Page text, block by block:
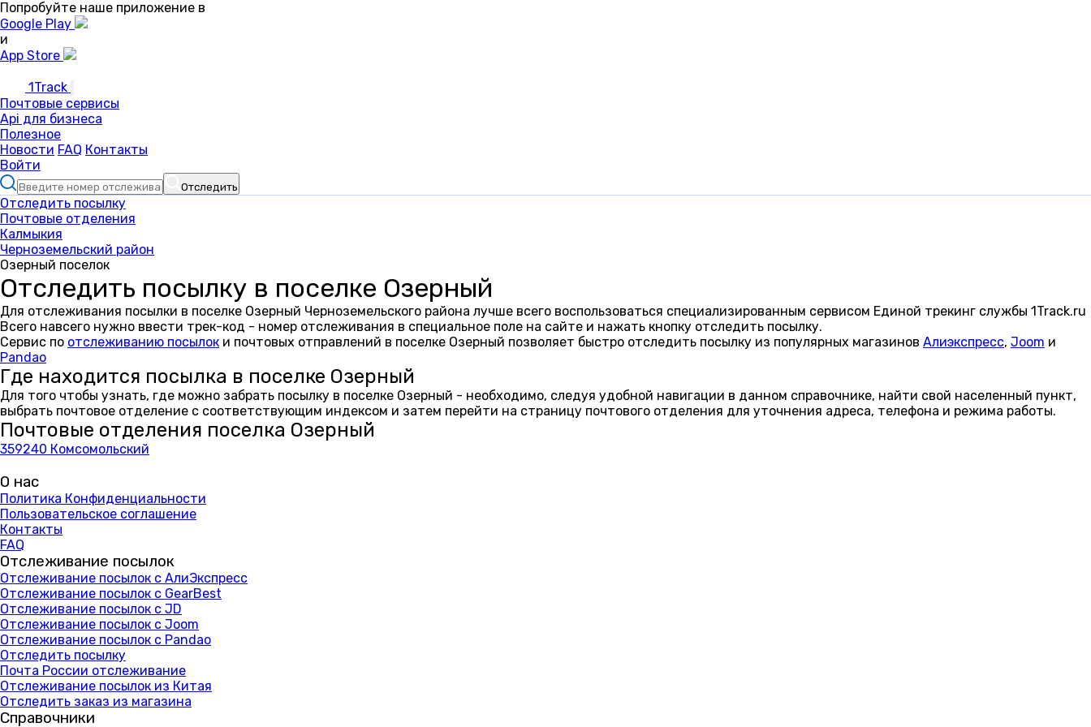
Попробуйте наше приложение в
Google Play
и
App Store
1Track
Почтовые сервисы
Api для бизнеса
Полезное
Новости FAQ Контакты
Войти
Отследить
Отследить посылку
Почтовые отделения
Калмыкия
Черноземельский район
Озерный поселок
Отследить посылку в поселке Озерный
Для отслеживания посылки в поселке Озерный Черноземельского района лучше всего воспользоваться специализированным сервисом Единой трекинг службы 1Track.ru
Всего навсего нужно ввести трек-код - номер отслеживания в специальное поле на сайте и нажать кнопку отследить посылку.
Сервис по отслеживанию посылок и почтовых отправлений в поселке Озерный позволяет быстро отследить посылку из популярных магазинов Алиэкспресс, Joom и
Pandao
Где находится посылка в поселке Озерный
Для того чтобы узнать, где можно забрать посылку в поселке Озерный - необходимо, следуя удобной навигации в данном справочнике, найти свой населенный пункт,
выбрать почтовое отделение с соответствующим индексом и затем перейти на страницу почтового отделения для уточнения адреса, телефона и режима работы.
Почтовые отделения поселка Озерный
359240 Комсомольский
О нас
Политика Конфиденциальности
Пользовательское соглашение
Контакты
FAQ
Отслеживание посылок
Отслеживание посылок с АлиЭкспресс
Отслеживание посылок с GearBest
Отслеживание посылок с JD
Отслеживание посылок с Joom
Отслеживание посылок с Pandao
Отследить посылку
Почта России отслеживание
Отслеживание посылок из Китая
Отследить заказ из магазина
Справочники